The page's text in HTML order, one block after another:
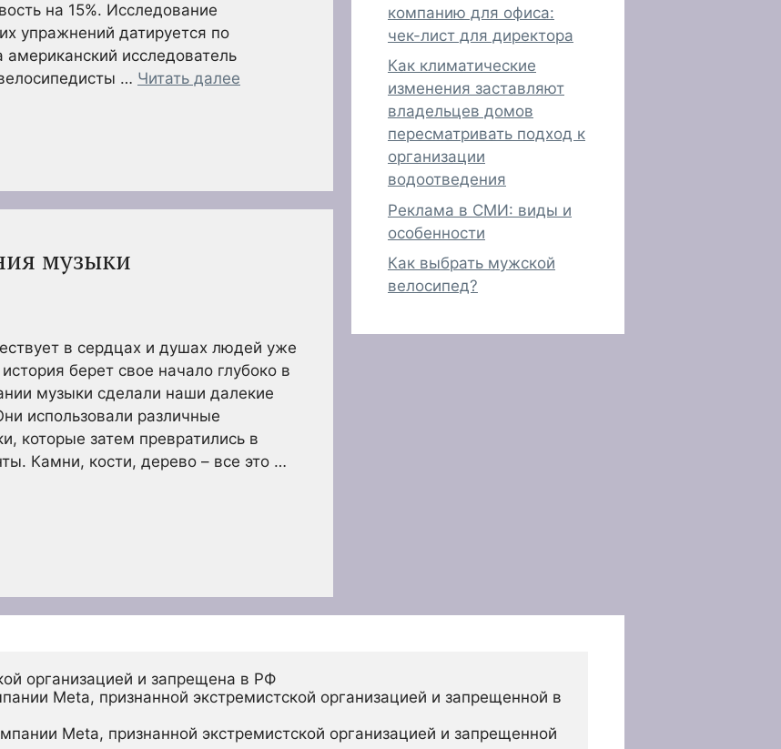
на 15%. Исследование
упражнений датируется по
исследователь
… Читать далее
музыки
в сердцах и душах людей уже
берет свое начало глубоко в
музыки сделали наши далекие
использовали различные
которые затем превратились в
Камни, кости, дерево – все это …
компанию для офиса:
чек-лист для директора
Как климатические
изменения заставляют
владельцев домов
пересматривать подход к
организации
водоотведения
Реклама в СМИ: виды и
особенности
Как выбрать мужской
велосипед?
организацией и запрещена в РФ
Meta, признанной экстремистской организацией и запрещенной в
Meta, признанной экстремистской организацией и запрещенной